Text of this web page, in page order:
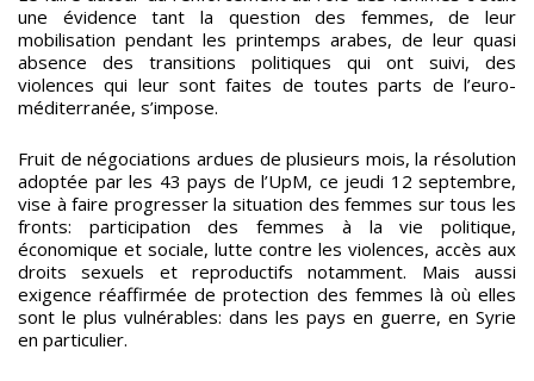
une évidence tant la question des femmes, de leur
mobilisation pendant les printemps arabes, de leur quasi
absence des transitions politiques qui ont suivi, des
violences qui leur sont faites de toutes parts de l’euro-
méditerranée, s’impose.
Fruit de négociations ardues de plusieurs mois, la résolution
adoptée par les 43 pays de l’UpM, ce jeudi 12 septembre,
vise à faire progresser la situation des femmes sur tous les
fronts: participation des femmes à la vie politique,
économique et sociale, lutte contre les violences, accès aux
droits sexuels et reproductifs notamment. Mais aussi
exigence réaffirmée de protection des femmes là où elles
sont le plus vulnérables: dans les pays en guerre, en Syrie
en particulier.